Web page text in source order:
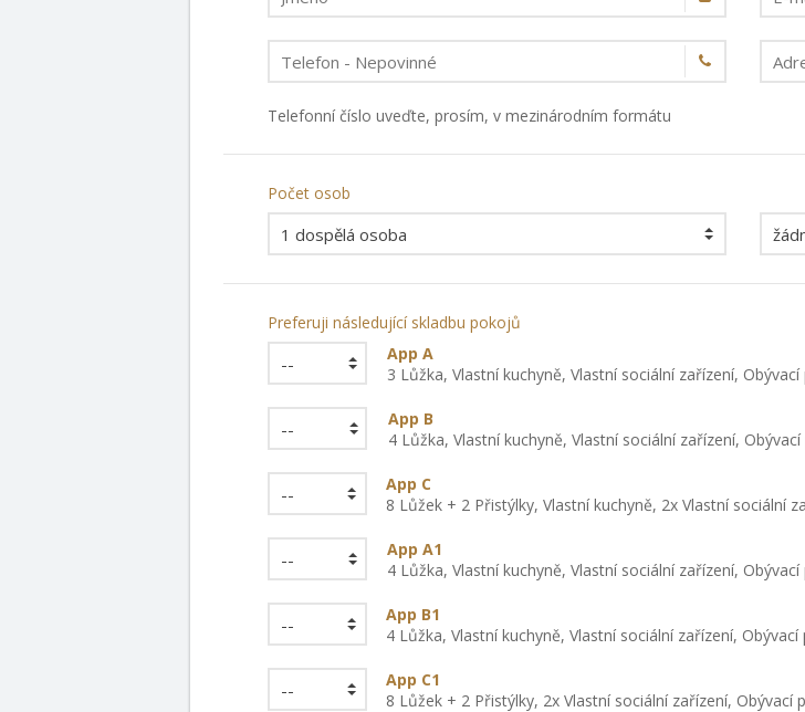
Telefonní číslo uveďte, prosím, v mezinárodním formátu
Počet osob
Preferuji následující skladbu pokojů
App A
3 Lůžka, Vlastní kuchyně, Vlastní sociální zařízení,
App B
4 Lůžka, Vlastní kuchyně, Vlastní sociální zařízení,
App C
8 Lůžek + 2 Přistýlky, Vlastní kuchyně, 2x Vlastní sociální
App A1
4 Lůžka, Vlastní kuchyně, Vlastní sociální zařízení,
App B1
4 Lůžka, Vlastní kuchyně, Vlastní sociální zařízení,
App C1
8 Lůžek + 2 Přistýlky, 2x Vlastní sociální zařízení,